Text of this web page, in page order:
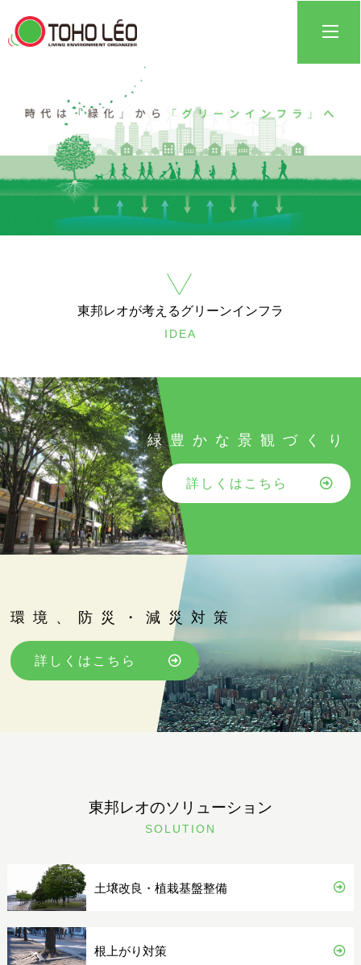
東邦レオが考えるグリーンインフラ
IDEA
緑豊かな景観づくり
詳しくはこちら
環境、防災・減災対策
詳しくはこちら
東邦レオのソリューション
SOLUTION
土壌改良・植栽基盤整備
根上がり対策